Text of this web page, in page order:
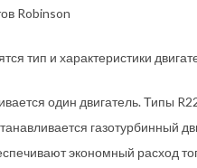
Robinson
тип и характеристики
один двигатель. Типы
газотурбинный
экономный расход